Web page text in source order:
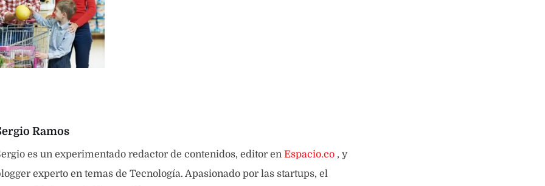
Ramos
es un experimentado redactor de contenidos, editor en Espacio.co , y
experto en temas de Tecnología. Apasionado por las startups, el